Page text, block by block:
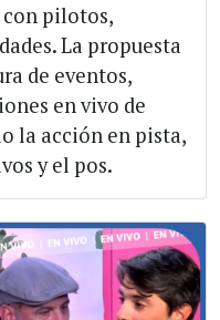
pilotos,
La propuesta
de eventos,
en vivo de
la acción en pista,
y el pos.